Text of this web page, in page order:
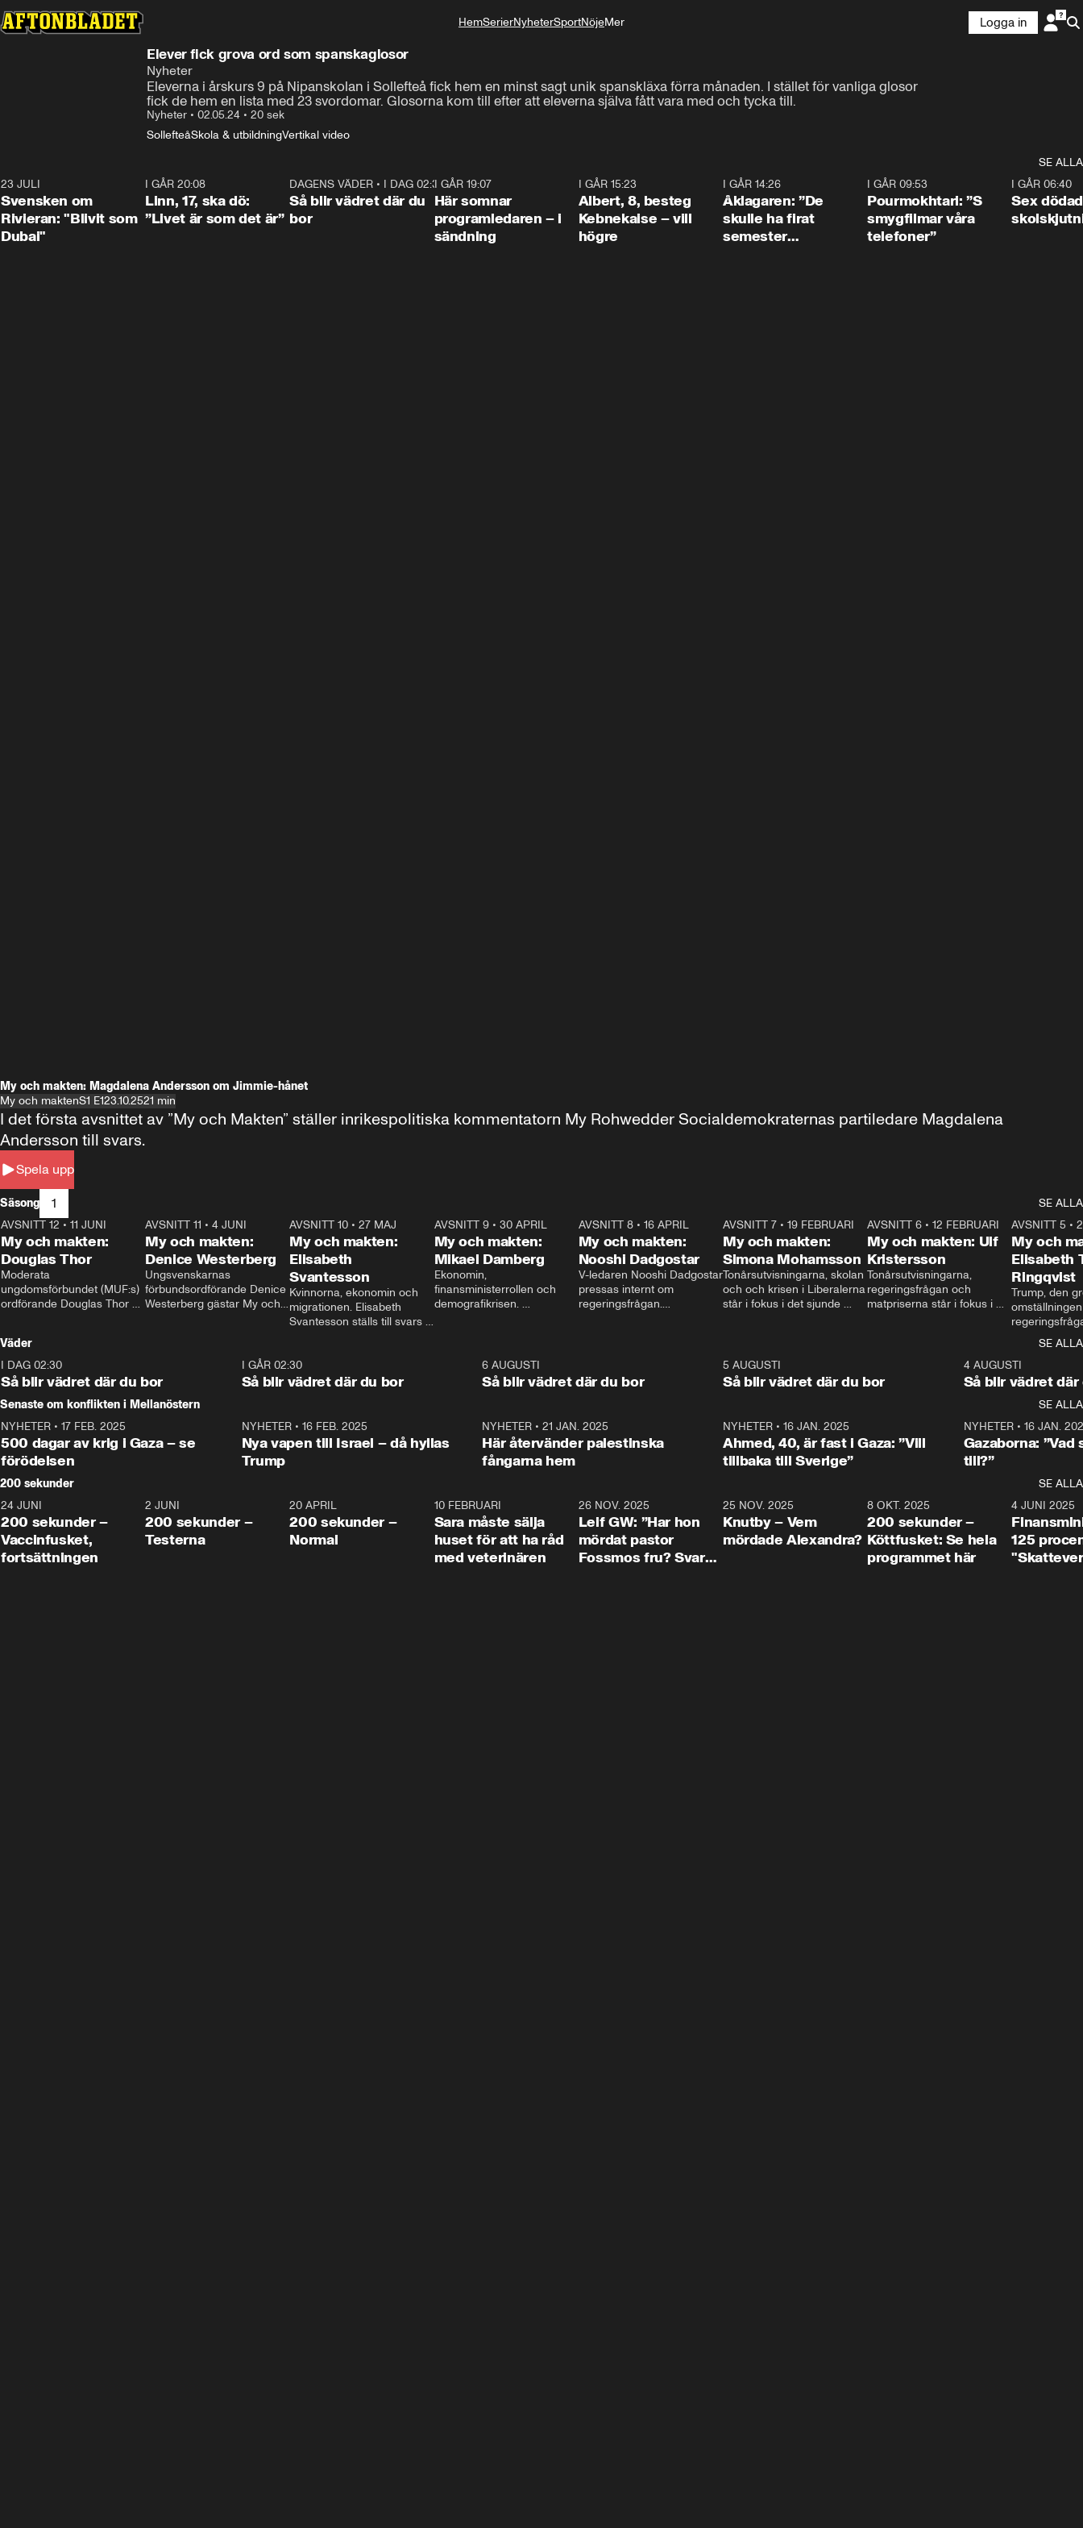
HemSerierNyheterSportNöjeMer
Logga in
Elever fick grova ord som spanskaglosor
Nyheter
Eleverna i årskurs 9 på Nipanskolan i Sollefteå fick hem en minst sagt unik spanskläxa förra månaden. I stället för vanliga glosor
fick de hem en lista med 23 svordomar. Glosorna kom till efter att eleverna själva fått vara med och tycka till.
Nyheter • 02.05.24 • 20 sek
SollefteåSkola & utbildningVertikal video
SE ALLA
23 JULI
Svensken om
Rivieran: "Blivit som
Dubai"
I GÅR 20:08
Linn, 17, ska dö:
”Livet är som det är”
1:06
DAGENS VÄDER • I DAG 02:30
Så blir vädret där du
bor
I GÅR 19:07
Här somnar
programledaren – i
sändning
I GÅR 15:23
Albert, 8, besteg
Kebnekaise – vill
högre
I GÅR 14:26
Åklagaren: ”De
skulle ha firat
semester
I GÅR 09:53
Pourmokhtari: ”S
smygfilmar våra
telefoner”
I GÅR 06:40
Sex
My och makten: Magdalena Andersson om Jimmie-hånet
My och maktenS1 E123.10.2521 min
Spela upp
I det första avsnittet av ”My och Makten” ställer inrikespolitiska kommentatorn My Rohwedder Socialdemokraternas partiledare Magdalena
Andersson till svars.
Säsong 1
SE ALLA
26:27
AVSNITT 12 • 11 JUNI
My och makten:
Douglas Thor
Moderata
ungdomsförbundet (MUF:s)
ordförande Douglas Thor
tonårsutvisningarna och hur
Moderaterna ska locka
väljare till valet i höst.
23:40
AVSNITT 11 •4 JUNI
My och makten:
Denice Westerberg
Ungsvenskarnas
förbundsordförande Denice
Westerberg gästar My och
AVSNITT 10 •27 MAJ
My och makten:
Elisabeth
Svantesson
Kvinnorna, ekonomin och
migrationen. Elisabeth
Svantesson ställs till svars
AVSNITT 9• 30 APRIL
My och makten:
Mikael Damberg
Ekonomin,
finansministerrollen och
demografikrisen.
och Makten.
AVSNITT 8• 16 APRIL
My och makten:
Nooshi Dadgostar
V-ledaren Nooshi Dadgostar
pressas internt om
regeringsfrågan.
– Vi ställer upp i val. Ska vi
vara med så sitter vi förstås
24:30
AVSNITT 7• 19 FEBRUARI
My och makten:
Simona Mohamsson
Tonårsutvisningarna, skolan
och och krisen i Liberalerna
står i fokus i det sjunde
kommentator My
Rohwedder ställer
utbildnings- och
Mohamsson till svars.
27:30
AVSNITT 6 •12 FEBRUARI
My och makten: Ulf
Kristersson
Tonårsutvisningarna,
regeringsfrågan och
matpriserna står i fokus i
Rohwedder ställer
statsminister Ulf Kristersson
AVSNITT 5 •
My och
Elisabeth
Ringqvist
Trump, den
centrum i
avsnittet av
Makten”. Se
Aftonbladets
Rohwedder
Thand Ring
Väder
SE ALLA
I DAG 02:30
Så blir vädret där du bor
1:06
I GÅR 02:30
Så blir vädret där du bor
6 AUGUSTI
Så blir vädret där du bor
5 AUGUSTI
Så blir vädret där du bor
4 AUGUSTI
Så blir vädret där
Senaste om konflikten i Mellanöstern
SE ALLA
NYHETER • 17 FEB. 2025
500 dagar av krig i Gaza – se
förödelsen
NYHETER• 16 FEB. 2025
Nya vapen till Israel – då hyllas
Trump
NYHETER •21 JAN. 2025
Här återvänder palestinska
fångarna hem
NYHETER• 16 JAN. 2025
Ahmed, 40, är fast i Gaza: ”Vill
tillbaka till Sverige”
NYHETER• 16 JAN.
Gazaborna:
till?”
200 sekunder
SE ALLA
5:00
24 JUNI
200 sekunder –
Vaccinfusket,
fortsättningen
4:23
2 JUNI
200 sekunder –
Testerna
20 APRIL
200 sekunder –
Normal
10 FEBRUARI
Sara måste sälja
huset för att ha råd
med veterinären
26 NOV. 2025
Leif GW: ”Har hon
mördat pastor
Fossmos fru? Svar
31:05
25 NOV. 2025
Knutby – Vem
mördade Alexandra?
4:29
8 OKT. 2025
200 sekunder –
Köttfusket: Se hela
programmet här
4 JUNI 2025
125